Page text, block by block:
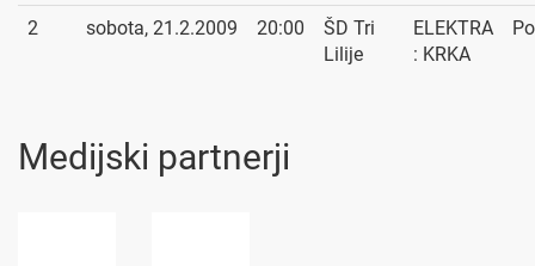
2 sobota, 21.2.2009 20:00
ŠD Tri
Lilije
ELEKTRA
: KRKA
Medijski partnerji